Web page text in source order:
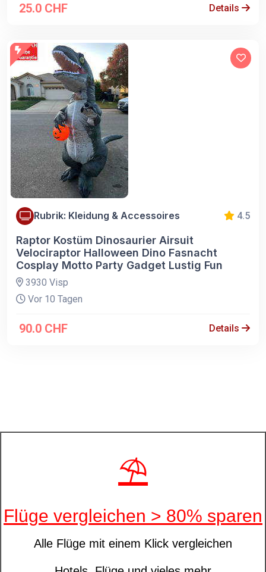
25.0 CHF Details
Rubrik: Kleidung & Accessoires 4.5
Raptor Kostüm Dinosaurier Airsuit
Velociraptor Halloween Dino Fasnacht
Cosplay Motto Party Gadget Lustig Fun
3930 Visp
Vor 10 Tagen
90.0 CHF Details